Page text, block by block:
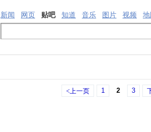
新闻 网页 贴吧 知道 音乐 图片 视频
<上一页 1 2 3